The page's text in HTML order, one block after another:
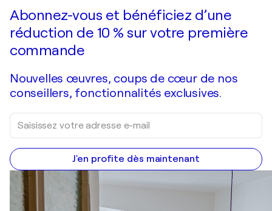
Abonnez-vous et bénéficiez d’une
réduction de 10 % sur votre première
commande
Nouvelles œuvres, coups de cœur de nos
conseillers, fonctionnalités exclusives.
J'en profite dès maintenant